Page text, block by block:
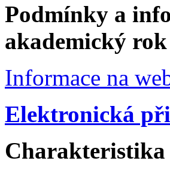
Podmínky a
akademický rok
Informace na
Elektronická